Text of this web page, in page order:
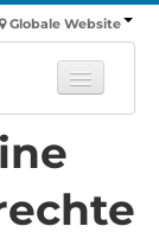
Globale Website